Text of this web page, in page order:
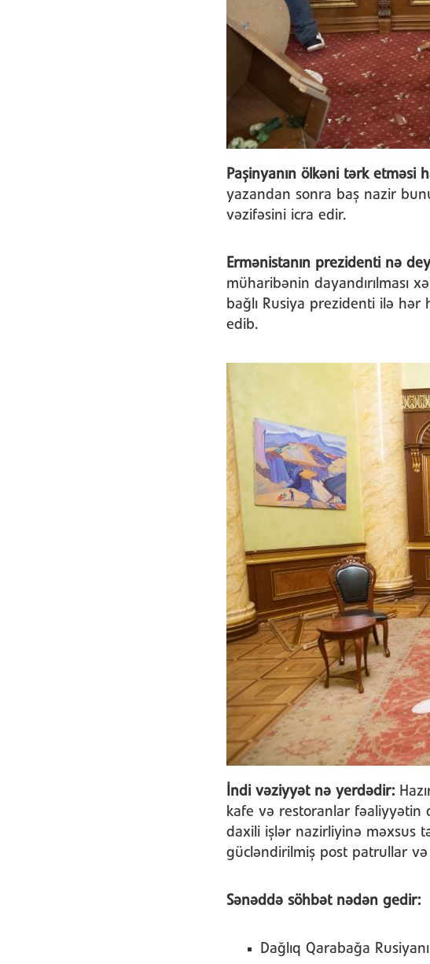
Paşinyanın ölkəni tərk etməsi
yazandan sonra baş nazir
vəzifəsini icra edir.
Ermənistanın prezidenti nə
müharibənin dayandırılması
bağlı Rusiya prezidenti ilə hər
edib.
İndi vəziyyət nə yerdədir:
kafe və restoranlar fəaliyyətin
daxili işlər nazirliyinə məxsus
gücləndirilmiş post patrullar
Sənəddə söhbət nədən gedir:
Dağlıq Qarabağa